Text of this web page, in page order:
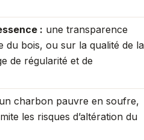
: une transparence
du bois, ou sur la qualité de la
de régularité et de
un charbon pauvre en soufre,
les risques d’altération du